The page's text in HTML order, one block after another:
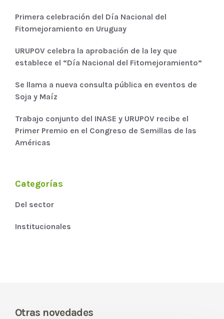
Primera celebración del Día Nacional del
Fitomejoramiento en Uruguay
URUPOV celebra la aprobación de la ley que
establece el “Día Nacional del Fitomejoramiento”
Se llama a nueva consulta pública en eventos de
Soja y Maíz
Trabajo conjunto del INASE y URUPOV recibe el
Primer Premio en el Congreso de Semillas de las
Américas
Categorías
Del sector
Institucionales
Otras novedades